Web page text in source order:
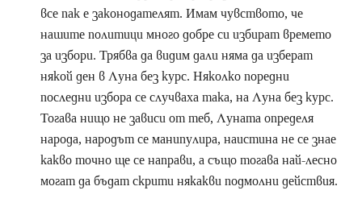
все пак е законодателят. Имам чувството, че
нашите политици много добре си избират времето
за избори. Трябва да видим дали няма да изберат
някой ден в Луна без курс. Няколко поредни
последни избора се случваха така, на Луна без курс.
Тогава нищо не зависи от теб, Луната определя
народа, народът се манипулира, наистина не се знае
какво точно ще се направи, а също тогава най-лесно
могат да бъдат скрити някакви подмолни действия.